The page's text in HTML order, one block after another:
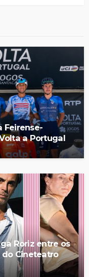
Feirense-
a Portugal
Roriz entre os
Cineteatro